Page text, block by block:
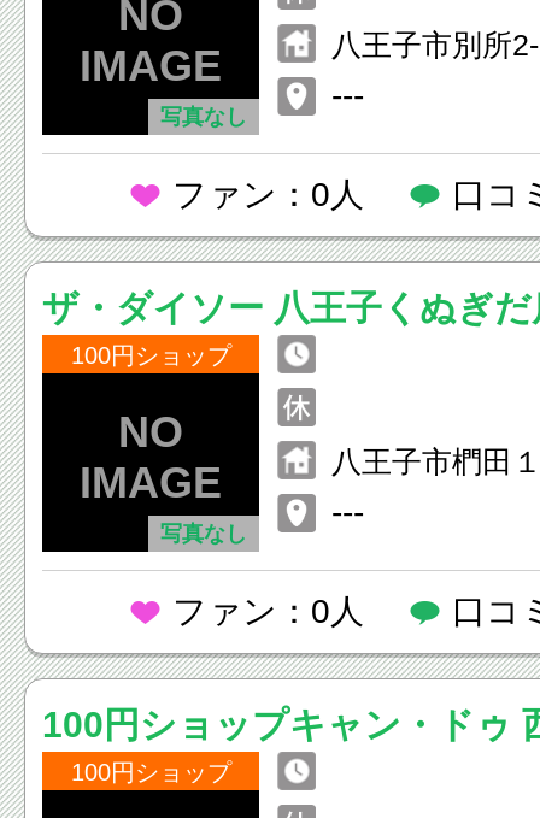
写真なし
八王子市別所
---
ファン：0人 口コ
ザ・ダイソー 八王子くぬぎだ
100円ショップ
写真なし
八王子市椚田
---
ファン：0人 口コ
100円ショップキャン・ドゥ
100円ショップ